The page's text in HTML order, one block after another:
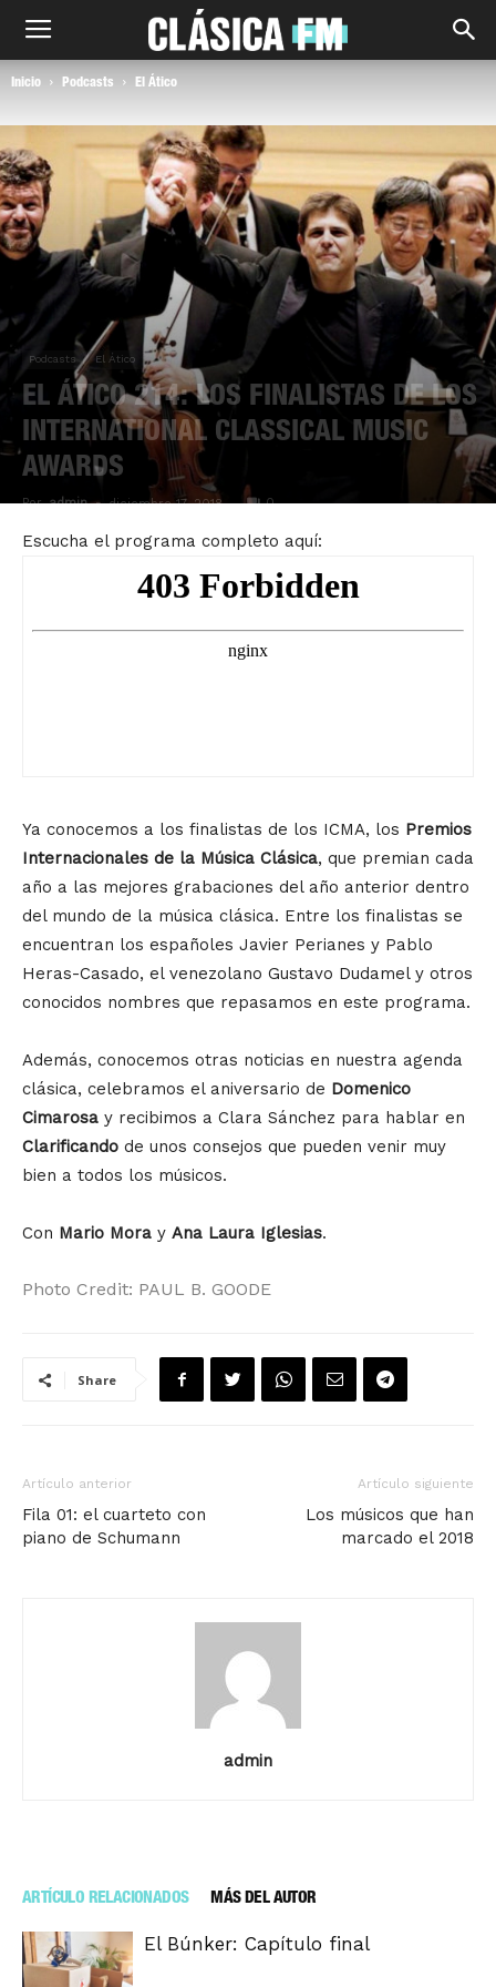
Inicio Podcasts El Ático
Podcasts El Ático
EL ÁTICO 214: LOS FINALISTAS DE LOS
INTERNATIONAL CLASSICAL MUSIC
AWARDS
Por admin - diciembre 17, 2018 0
Escucha el programa completo aquí:
Ya conocemos a los finalistas de los ICMA, los Premios
Internacionales de la Música Clásica, que premian cada
año a las mejores grabaciones del año anterior dentro
del mundo de la música clásica. Entre los finalistas se
encuentran los españoles Javier Perianes y Pablo
Heras-Casado, el venezolano Gustavo Dudamel y otros
conocidos nombres que repasamos en este programa.
Además, conocemos otras noticias en nuestra agenda
clásica, celebramos el aniversario de Domenico
Cimarosa y recibimos a Clara Sánchez para hablar en
Clarificando de unos consejos que pueden venir muy
bien a todos los músicos.
Con Mario Mora y Ana Laura Iglesias.
Photo Credit: PAUL B. GOODE
Share
Artículo anterior
Fila 01: el cuarteto con
piano de Schumann
Artículo siguiente
Los músicos que han
marcado el 2018
admin
ARTÍCULO RELACIONADOS MÁS DEL AUTOR
El Búnker: Capítulo final